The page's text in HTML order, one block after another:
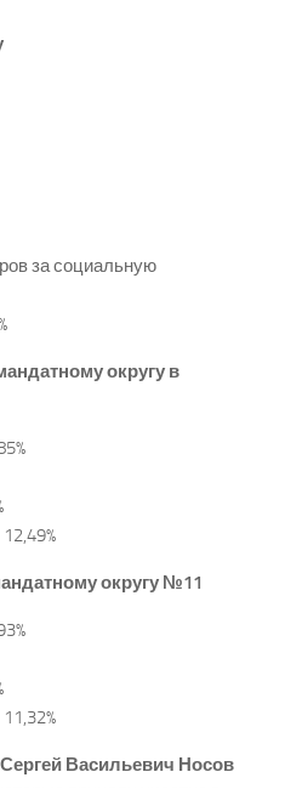
за социальную
округу в
округу №11
Сергей Васильевич Носов